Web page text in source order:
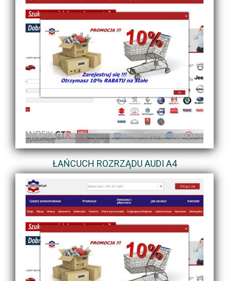
ŁAŃCUCH ROZRZĄDU AUDI A4